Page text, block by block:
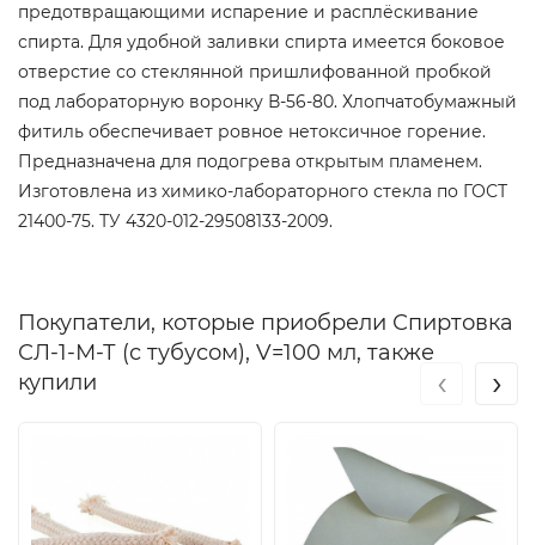
предотвращающими испарение и расплёскивание
спирта. Для удобной заливки спирта имеется боковое
отверстие со стеклянной пришлифованной пробкой
под лабораторную воронку В-56-80. Хлопчатобумажный
фитиль обеспечивает ровное нетоксичное горение.
Предназначена для подогрева открытым пламенем.
Изготовлена из химико-лабораторного стекла по ГОСТ
21400-75. ТУ 4320-012-29508133-2009.
Покупатели, которые приобрели Спиртовка
СЛ-1-М-Т (с тубусом), V=100 мл, также
купили
‹ ›